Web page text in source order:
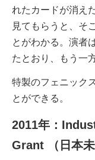
れたカードが消え
見てもらうと、そ
とがわかる。演者
たとおり、もう一
特製のフェニック
とができる。
2011年：
Grant （日本未